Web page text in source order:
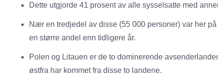
Dette utgjorde 41 prosent av alle sysselsatte med
Nær en tredjedel av disse (55 000 personer) var her
en større andel enn tidligere år.
Polen og Litauen er de to dominerende
østfra har kommet fra disse to landene.